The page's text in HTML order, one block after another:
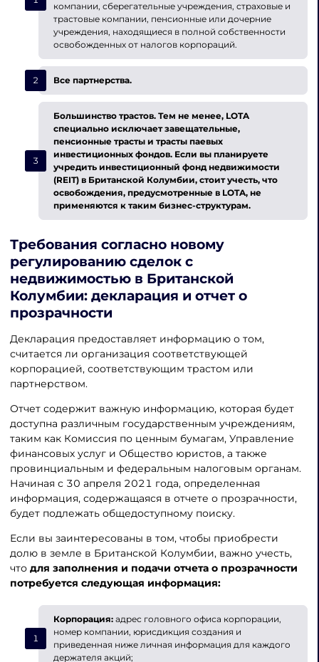
компании, сберегательные учреждения, страховые и
трастовые компании, пенсионные или дочерние
учреждения, находящиеся в полной собственности
освобожденных от налогов корпораций.
Все партнерства.
Большинство трастов. Тем не менее, LOTA
специально исключает завещательные,
пенсионные трасты и трасты паевых
инвестиционных фондов. Если вы планируете
учредить инвестиционный фонд недвижимости
(REIT) в Британской Колумбии, стоит учесть, что
освобождения, предусмотренные в LOTA, не
применяются к таким бизнес-структурам.
Требования согласно новому
регулированию сделок с
недвижимостью в Британской
Колумбии: декларация и отчет о
прозрачности
Декларация предоставляет информацию о том,
считается ли организация соответствующей
корпорацией, соответствующим трастом или
партнерством.
Отчет содержит важную информацию, которая будет
доступна различным государственным учреждениям,
таким как Комиссия по ценным бумагам, Управление
финансовых услуг и Общество юристов, а также
провинциальным и федеральным налоговым органам.
Начиная с 30 апреля 2021 года, определенная
информация, содержащаяся в отчете о прозрачности,
будет подлежать общедоступному поиску.
Если вы заинтересованы в том, чтобы приобрести
долю в земле в Британской Колумбии, важно учесть,
что для заполнения и подачи отчета о прозрачности
потребуется следующая информация:
Корпорация:адрес головного офиса корпорации,
номер компании, юрисдикция создания и
приведенная ниже личная информация для каждого
держателя акций;